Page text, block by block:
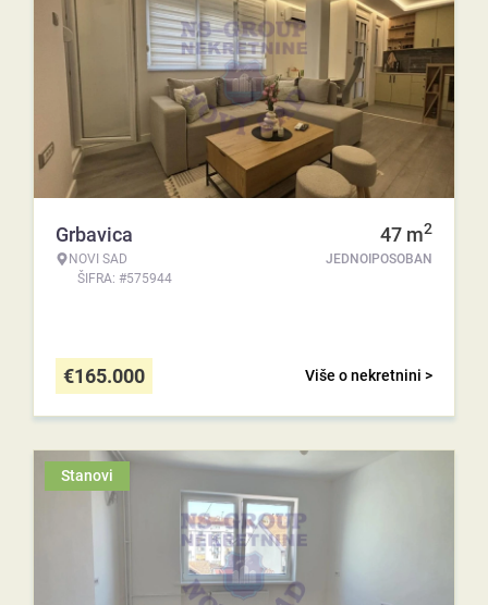
Grbavica
NOVI SAD
ŠIFRA: #575944
47 m2
JEDNOIPOSOBAN
Više o nekretnini >
€165.000
Stanovi